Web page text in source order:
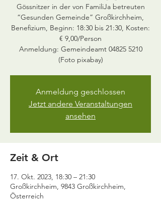
Gössnitzer in der von FamiliJa betreuten
“Gesunden Gemeinde” Großkirchheim,
Benefizium, Beginn: 18:30 bis 21:30, Kosten:
€ 9,00/Person
Anmeldung: Gemeindeamt 04825 5210
(Foto pixabay)
Anmeldung geschlossen
Jetzt andere Veranstaltungen
ansehen
Zeit & Ort
17. Okt. 2023, 18:30 – 21:30
Großkirchheim, 9843 Großkirchheim,
Österreich